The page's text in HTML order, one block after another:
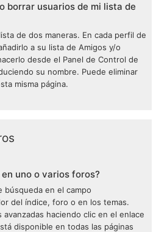
borrar usuarios de mi lista de
de dos maneras. En cada perfil de
a su lista de Amigos y/o
desde el Panel de Control de
su nombre. Puede eliminar
misma página.
uno o varios foros?
búsqueda en el campo
del índice, foro o en los temas.
haciendo clic en el enlace
disponible en todas las páginas